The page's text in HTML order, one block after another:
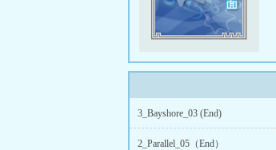
3_Bayshore_03 (End)
2_Parallel_05（End）